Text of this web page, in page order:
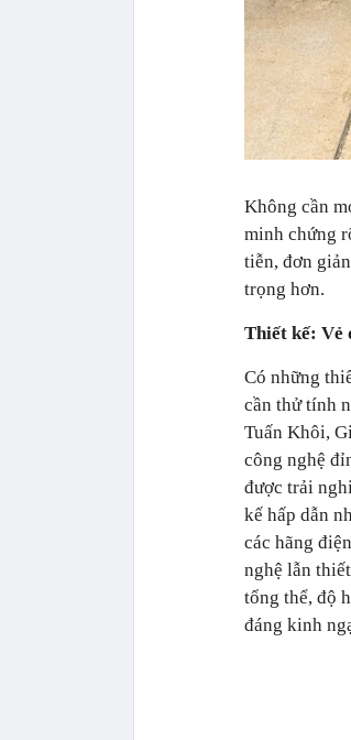
Không cần
minh chứng
tiễn, đơn
trọng hơn.
Thiết kế: Vẻ
Có những
cần thử tính
Tuấn Khôi,
công nghệ
được trải
kế hấp dẫn
các hãng
nghệ lẫn
tổng thể, độ
đáng kinh